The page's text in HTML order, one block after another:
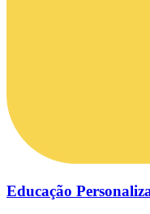
Educação